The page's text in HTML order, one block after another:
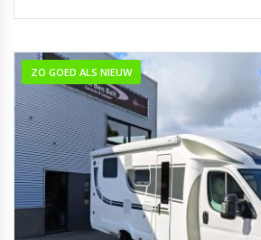
ZO GOED ALS NIEUW